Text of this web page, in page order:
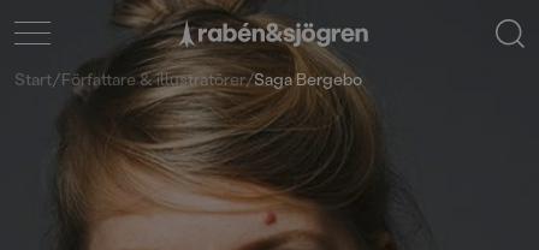
Start/Författare & illustratörer/Saga Bergebo